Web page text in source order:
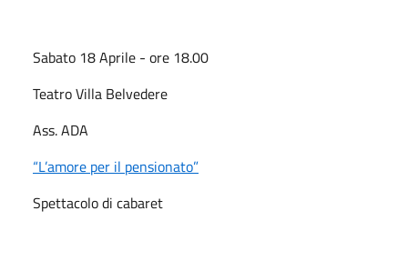
Sabato 18 Aprile - ore 18.00
Teatro Villa Belvedere
Ass. ADA
“L’amore per il pensionato”
Spettacolo di cabaret